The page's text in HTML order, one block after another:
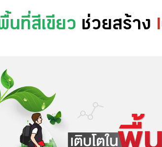
นที่สีเขียว ช่วยสร้าง